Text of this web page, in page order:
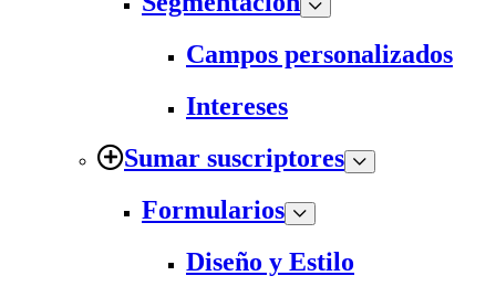
Campos personalizados
Intereses
Sumar suscriptores
Formularios
Diseño y Estilo